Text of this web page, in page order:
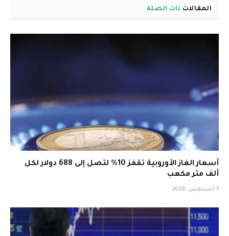
المقالات ذات الصلة
أسعار الغاز الأوروبية تقفز 10% لتصل إلى 688 دولار لكل
ألف متر مكعب
7 أغسطس، 2026